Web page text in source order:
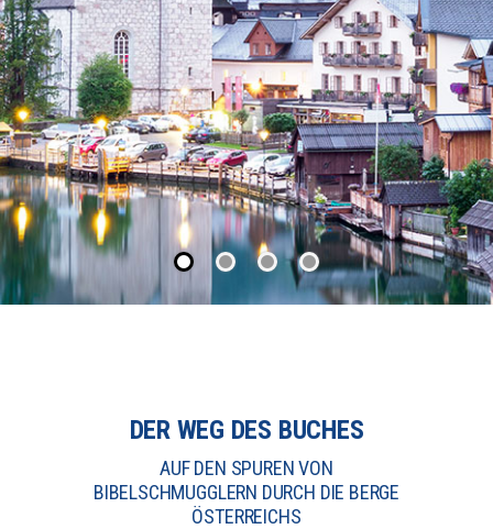
DER WEG DES BUCHES
AUF DEN SPUREN VON
BIBELSCHMUGGLERN DURCH DIE BERGE
ÖSTERREICHS